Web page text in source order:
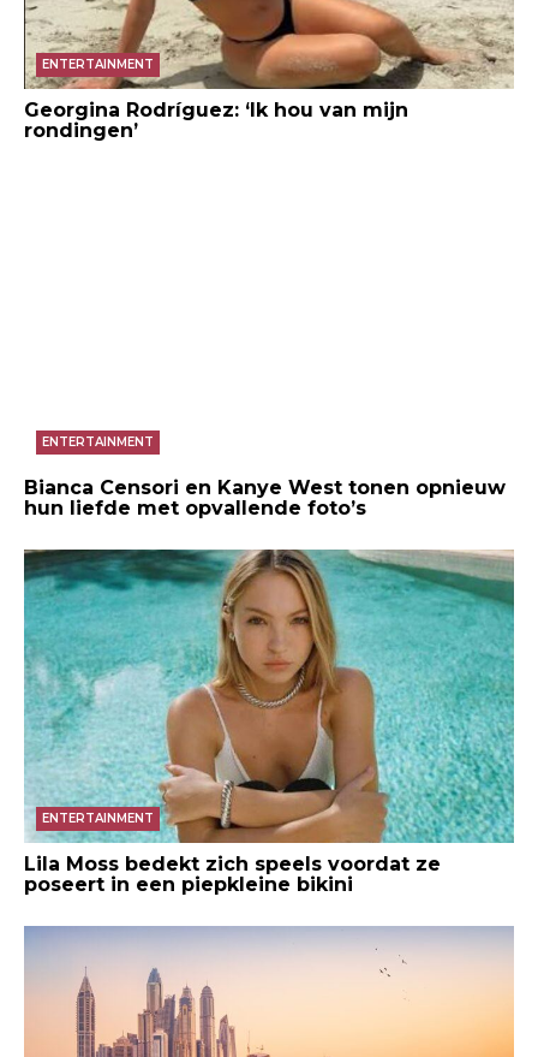
ENTERTAINMENT
Georgina Rodríguez: ‘Ik hou van mijn
rondingen’
ENTERTAINMENT
Bianca Censori en Kanye West tonen opnieuw
hun liefde met opvallende foto’s
ENTERTAINMENT
Lila Moss bedekt zich speels voordat ze
poseert in een piepkleine bikini